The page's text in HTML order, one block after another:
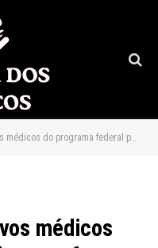
federal para reforçar atendimento na atenção básica
médicos